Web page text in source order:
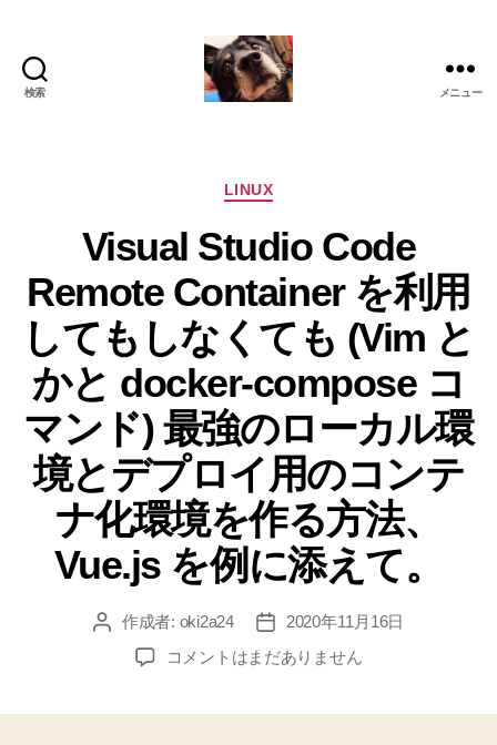
検索 メニュー
カ
ゴ
リ
ー
LINUX
Visual Studio Code
Remote Container を利用
してもしなくても (Vim と
かと docker-compose コ
マンド) 最強のローカル環
境とデプロイ用のコンテ
ナ化環境を作る方法、
Vue.js を例に添えて。
投 作成者: oki2a24
投
稿
日
2020年11月16日
Visual
コメントはまだありません